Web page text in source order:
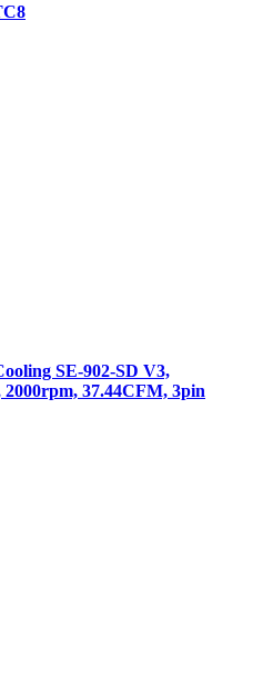
SE-902-SD V3,
2000rpm, 37.44CFM, 3pin